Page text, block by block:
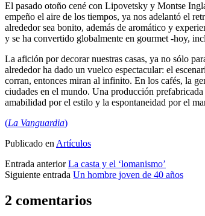
El pasado otoño cené con Lipovetsky y Montse
empeño el aire de los tiempos, ya nos adelantó el
alrededor sea bonito, además de aromático y
y se ha convertido globalmente en gourmet -hoy,
La afición por decorar nuestras casas, ya no sólo
alrededor ha dado un vuelco espectacular: el
corran, entonces miran al infinito. En los cafés, la
ciudades en el mundo. Una producción
amabilidad por el estilo y la espontaneidad por el
(La Vanguardia)
Publicado enArtículos
Entrada anterior La casta y el ‘lomanismo’
Siguiente entrada Un hombre joven de 40 años
2 comentarios